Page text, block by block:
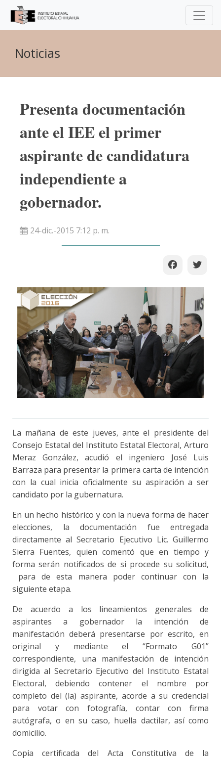
Noticias
Presenta documentación
ante el IEE el primer
aspirante de candidatura
independiente a
gobernador.
24-dic.-2015 7:12 p. m.
La mañana de este jueves, ante el presidente del
Consejo Estatal del Instituto Estatal Electoral, Arturo
Meraz González, acudió el ingeniero José Luis
Barraza para presentar la primera carta de intención
con la cual inicia oficialmente su aspiración a ser
candidato por la gubernatura.
En un hecho histórico y con la nueva forma de hacer
elecciones, la documentación fue entregada
directamente al Secretario Ejecutivo Lic. Guillermo
Sierra Fuentes, quien comentó que en tiempo y
forma serán notificados de si procede su solicitud,
para de esta manera poder continuar con la
siguiente etapa.
De acuerdo a los lineamientos generales de
aspirantes a gobernador la intención de
manifestación deberá presentarse por escrito, en
original y mediante el “Formato G01”
correspondiente, una manifestación de intención
dirigida al Secretario Ejecutivo del Instituto Estatal
Electoral, debiendo contener el nombre por
completo del (la) aspirante, acorde a su credencial
para votar con fotografía, contar con firma
autógrafa, o en su caso, huella dactilar, así como
domicilio.
Copia certificada del Acta Constitutiva de la